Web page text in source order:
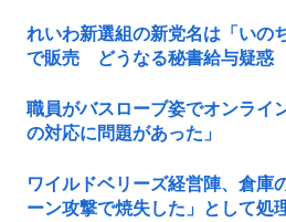
れいわ新選組の新党名は「い
で販売 どうなる秘書給与疑惑
職員がバスローブ姿でオンラ
の対応に問題があった」
ワイルドベリーズ経営陣、倉庫
ーン攻撃で焼失した」として処